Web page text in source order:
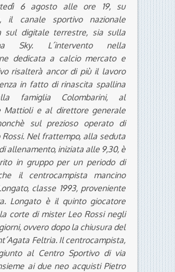
6 agosto alle ore 19, su
il canale sportivo nazionale
sul digitale terrestre, sia sulla
Sky. L´intervento nella
dedicata a calcio mercato e
risalterà ancor di più il lavoro
in fatto di rinascita spallina
famiglia Colombarini, al
Mattioli e al direttore generale
sul prezioso operato di
Rossi. Nel frattempo, alla seduta
allenamento, iniziata alle 9,30, è
in gruppo per un periodo di
il centrocampista mancino
classe 1993, proveniente
Longato è il quinto giocatore
corte di mister Leo Rossi negli
ovvero dopo la chiusura del
Feltria. Il centrocampista,
al Centro Sportivo di via
ai due neo acquisti Pietro